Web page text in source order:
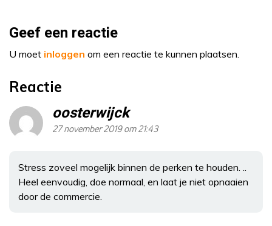
Geef een reactie
U moet inloggen om een reactie te kunnen plaatsen.
Reactie
oosterwijck
27 november 2019 om 21:43
Stress zoveel mogelijk binnen de perken te houden. ..
Heel eenvoudig, doe normaal, en laat je niet opnaaien
door de commercie.